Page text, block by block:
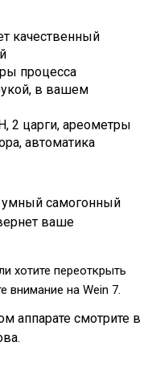
качественный
процесса
в вашем
2 царги, ареометры
автоматика
самогонный
ваше
хотите переоткрыть
внимание на Wein 7.
аппарате смотрите в